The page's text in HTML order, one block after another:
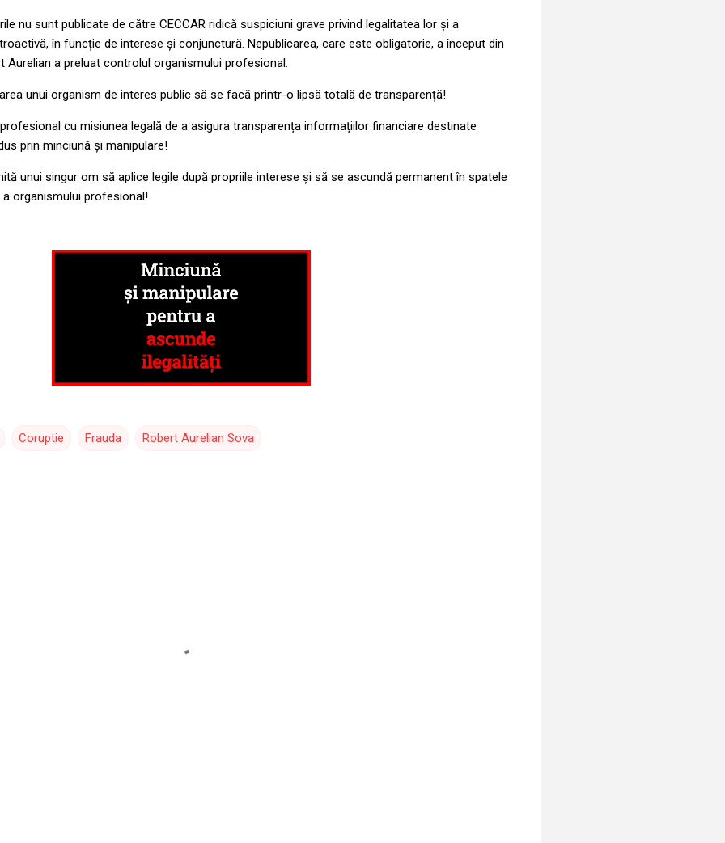
nu sunt publicate de către CECCAR ridică suspiciuni grave privind legalitatea lor și a
în funcție de interese și conjunctură. Nepublicarea, care este obligatorie, a început din
Aurelian a preluat controlul organismului profesional.
unui organism de interes public să se facă printr-o lipsă totală de transparență!
cu misiunea legală de a asigura transparența informațiilor financiare destinate
prin minciună și manipulare!
unui singur om să aplice legile după propriile interese și să se ascundă permanent în spatele
organismului profesional!
Coruptie Frauda Robert Aurelian Sova